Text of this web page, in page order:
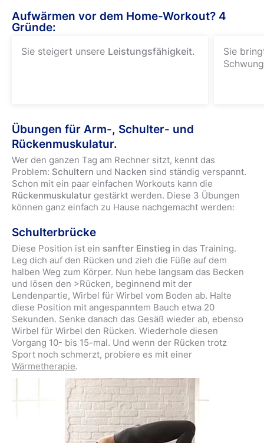
Aufwärmen vor dem Home-Workout? 4
Gründe:
Sie steigert unsere Leistungsfähigkeit.
Sie
Übungen für Arm-, Schulter- und
Rückenmuskulatur.
Wer den ganzen Tag am Rechner sitzt, kennt das
Problem: Schultern und Nacken sind ständig verspannt.
Schon mit ein paar einfachen Workouts kann die
Rückenmuskulatur gestärkt werden. Diese 3 Übungen
können ganz einfach zu Hause nachgemacht werden:
Schulterbrücke
Diese Position ist ein sanfter Einstieg in das Training.
Leg dich auf den Rücken und zieh die Füße auf dem
halben Weg zum Körper. Nun hebe langsam das Becken
und lösen den >Rücken, beginnend mit der
Lendenpartie, Wirbel für Wirbel vom Boden ab. Halte
diese Position mit angespanntem Bauch etwa 20
Sekunden. Senke danach das Gesäß wieder ab, ebenso
Wirbel für Wirbel den Rücken. Wiederhole diesen
Vorgang 10- bis 15-mal. Und wenn der Rücken trotz
Sport noch schmerzt, probiere es mit einer
Wärmetherapie.